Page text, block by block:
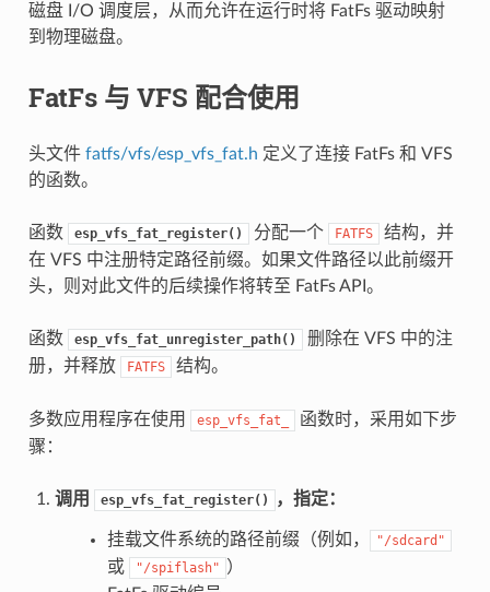
磁盘 I/O 调度层，从而允许在运行时将 FatFs 驱动映射
到物理磁盘。
FatFs 与 VFS 配合使用
头文件 fatfs/vfs/esp_vfs_fat.h 定义了连接 FatFs 和 VFS
的函数。
函数 esp_vfs_fat_register() 分配一个 FATFS
结构，并
在 VFS 中注册特定路径前缀。如果文件路径以此前缀开
头，则对此文件的后续操作将转至 FatFs API。
函数 esp_vfs_fat_unregister_path()
删除在 VFS 中的注
册，并释放
FATFS 结构。
多数应用程序在使用 esp_vfs_fat_
函数时，采用如下步
骤：
调用 esp_vfs_fat_register() ，指定：
挂载文件系统的路径前缀（例如， "/sdcard"
或 "/spiflash"
）